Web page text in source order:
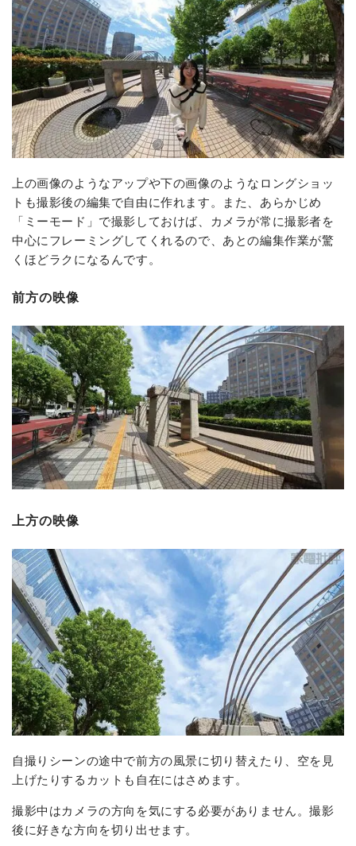
上の画像のようなアップや下の画像のようなロングショッ
トも撮影後の編集で自由に作れます。また、あらかじめ
「ミーモード」で撮影しておけば、カメラが常に撮影者を
中心にフレーミングしてくれるので、あとの編集作業が驚
くほどラクになるんです。
前方の映像
上方の映像
自撮りシーンの途中で前方の風景に切り替えたり、空を見
上げたりするカットも自在にはさめます。
撮影中はカメラの方向を気にする必要がありません。撮影
後に好きな方向を切り出せます。